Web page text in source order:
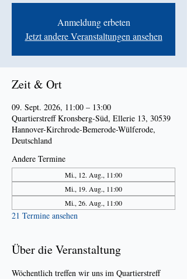
Anmeldung erbeten
Jetzt andere Veranstaltungen ansehen
Zeit & Ort
09. Sept. 2026, 11:00 – 13:00
Quartierstreff Kronsberg-Süd, Ellerie 13, 30539
Hannover-Kirchrode-Bemerode-Wülferode,
Deutschland
Andere Termine
Mi., 12. Aug., 11:00
Mi., 19. Aug., 11:00
Mi., 26. Aug., 11:00
21 Termine ansehen
Über die Veranstaltung
Wöchentlich treffen wir uns im Quartierstreff